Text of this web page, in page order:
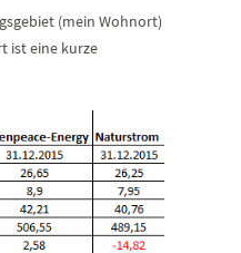
(mein Wohnort)
ist eine kurze